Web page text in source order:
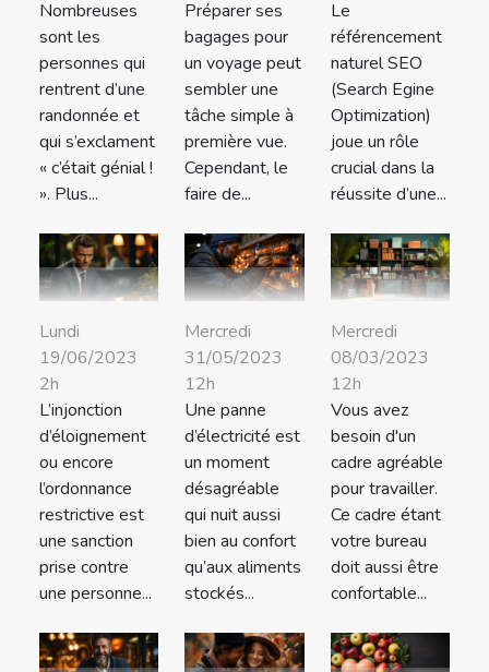
Nombreuses
sont les
personnes qui
rentrent d’une
randonnée et
qui s’exclament
« c’était génial !
». Plus...
Préparer ses
bagages pour
un voyage peut
sembler une
tâche simple à
première vue.
Cependant, le
faire de...
Le
référencement
naturel SEO
(Search Egine
Optimization)
joue un rôle
crucial dans la
réussite d’une...
Lundi
19/06/2023
2h
L’injonction
d’éloignement
ou encore
l’ordonnance
restrictive est
une sanction
prise contre
une personne...
Mercredi
31/05/2023
12h
Une panne
d’électricité est
un moment
désagréable
qui nuit aussi
bien au confort
qu’aux aliments
stockés...
Mercredi
08/03/2023
12h
Vous avez
besoin d'un
cadre agréable
pour travailler.
Ce cadre étant
votre bureau
doit aussi être
confortable...